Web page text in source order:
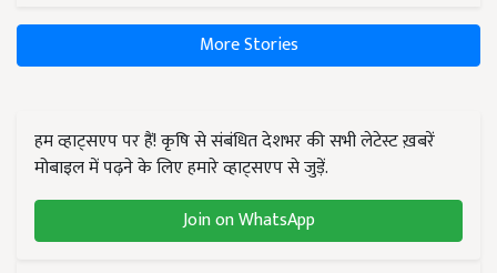
More Stories
हम व्हाट्सएप पर हैं! कृषि से संबंधित देशभर की सभी लेटेस्ट ख़बरें
मोबाइल में पढ़ने के लिए हमारे व्हाट्सएप से जुड़ें.
Join on WhatsApp